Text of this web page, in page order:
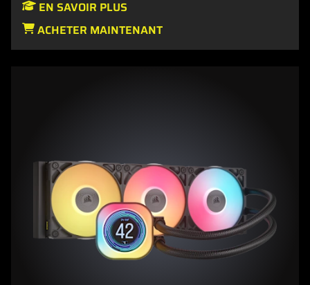
EN SAVOIR PLUS
ACHETER MAINTENANT